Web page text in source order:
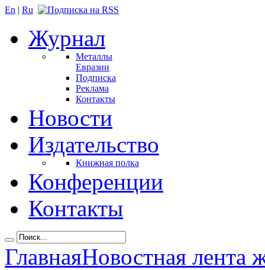
En | Ru
Журнал
Металлы
Евразии
Подписка
Реклама
Контакты
Новости
Издательство
Книжная полка
Конференции
Контакты
ГлавнаяНовостная лента